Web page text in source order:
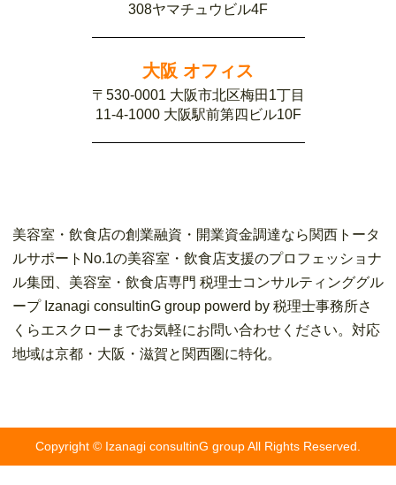
308ヤマチュウビル4F
大阪 オフィス
〒530-0001 大阪市北区梅田1丁目
11-4-1000 大阪駅前第四ビル10F
美容室・飲食店の創業融資・開業資金調達なら関西トータ
ルサポートNo.1の美容室・飲食店支援のプロフェッショナ
ル集団、美容室・飲食店専門 税理士コンサルティンググル
ープ Izanagi consultinG group powerd by 税理士事務所さ
くらエスクローまでお気軽にお問い合わせください。対応
地域は京都・大阪・滋賀と関西圏に特化。
Copyright © Izanagi consultinG group All Rights Reserved.